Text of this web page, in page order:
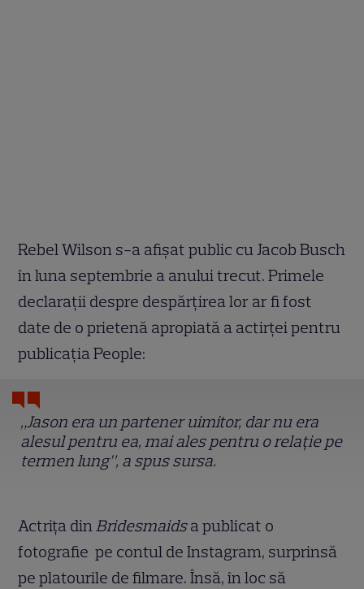
Rebel Wilson s-a afișat public cu Jacob Busch
în luna septembrie a anului trecut. Primele
declarații despre despărțirea lor ar fi fost
date de o prietenă apropiată a actirței pentru
publicația People:
„Jason era un partener uimitor, dar nu era
alesul pentru ea, mai ales pentru o relație pe
termen lung”, a spus sursa.
Actrița dinBridesmaidsa publicat o
fotografie pe contul de Instagram, surprinsă
pe platourile de filmare. Însă, în loc să